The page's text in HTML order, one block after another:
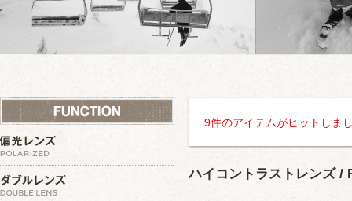
9件のアイテムがヒットしま
ハイコントラストレンズ /